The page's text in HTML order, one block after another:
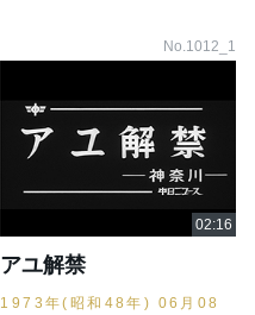
No.1012_1
アユ解禁
1973年(昭和48年) 06月08